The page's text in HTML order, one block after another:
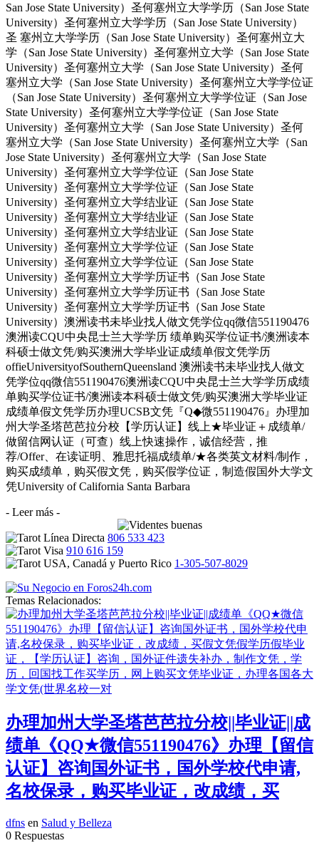
San Jose State University）圣何塞州立大学学历（San Jose State
University）圣何塞州立大学学历（San Jose State University）
圣 塞州立大学学历（San Jose State University）圣何塞州立大
学（San Jose State University）圣何塞州立大学（San Jose State
University）圣何塞州立大学（San Jose State University）圣何
塞州立大学（San Jose State University）圣何塞州立大学学位证
（San Jose State University）圣何塞州立大学学位证（San Jose
State University）圣何塞州立大学学位证（San Jose State
University）圣何塞州立大学（San Jose State University）圣何
塞州立大学（San Jose State University）圣何塞州立大学（San
Jose State University）圣何塞州立大学（San Jose State
University）圣何塞州立大学学位证（San Jose State
University）圣何塞州立大学学位证（San Jose State
University）圣何塞州立大学结业证（San Jose State
University）圣何塞州立大学结业证（San Jose State
University）圣何塞州立大学结业证（San Jose State
University）圣何塞州立大学学位证（San Jose State
University）圣何塞州立大学学位证（San Jose State
University）圣何塞州立大学学历证书（San Jose State
University）圣何塞州立大学学历证书（San Jose State
University）圣何塞州立大学学历证书（San Jose State
University）澳洲读书未毕业找人做文凭学位qq微信551190476
澳洲读CQU中央昆士兰大学学历 绩单购买学位证书/澳洲读本
科硕士做文凭/购买澳洲大学毕业证成绩单假文凭学历
offieUniversityofSouthernQueensland 澳洲读书未毕业找人做文
凭学位qq微信551190476澳洲读CQU中央昆士兰大学学历成绩
单购买学位证书/澳洲读本科硕士做文凭/购买澳洲大学毕业证
成绩单假文凭学历办理UCSB文凭『Q◆微551190476』办理加
州大学圣塔芭芭拉分校【学历认证】线上★毕业证＋成绩单/
做留信网认证（可查）线上快速操作，诚信经营，推
荐/Offer、在读证明、雅思托福成绩单/★各类英文材料/制作，
购买成绩单，购买假文凭，购买假学位证，制造假国外大学文
凭University of California Santa Barbara
- Leer más -
806 533 423
910 616 159
1-305-507-8029
Temas Relacionados:
办理加州大学圣塔芭芭拉分校||毕业证||成
绩单《QQ★微信551190476》办理【留信
认证】咨询国外证书，国外学校代申请,
名校保录，购买毕业证，改成绩，买
dfns en Salud y Belleza
0 Respuestas